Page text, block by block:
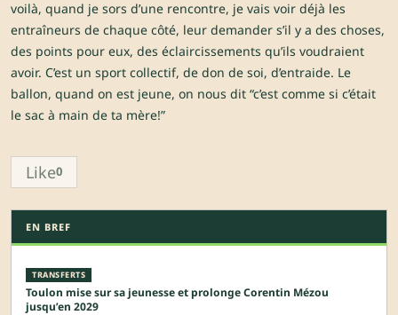
voilà, quand je sors d’une rencontre, je vais voir déjà les
entraîneurs de chaque côté, leur demander s’il y a des choses,
des points pour eux, des éclaircissements qu’ils voudraient
avoir. C’est un sport collectif, de don de soi, d’entraide. Le
ballon, quand on est jeune, on nous dit “c’est comme si c’était
le sac à main de ta mère!”
Like0
EN BREF
TRANSFERTS
Toulon mise sur sa jeunesse et prolonge Corentin Mézou
jusqu’en 2029